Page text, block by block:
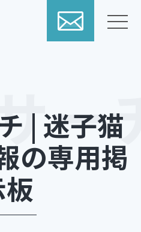
| 迷子猫
の専用掲